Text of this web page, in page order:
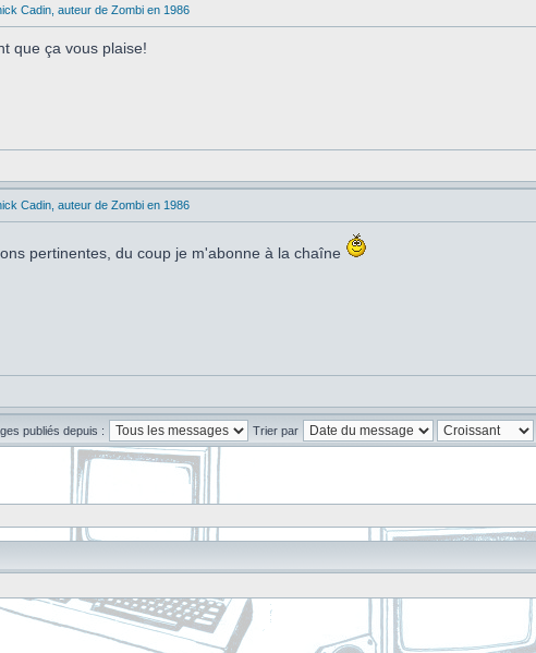
Cadin, auteur de Zombi en 1986
que ça vous plaise!
Cadin, auteur de Zombi en 1986
pertinentes, du coup je m'abonne à la chaîne
publiés depuis : Trier par